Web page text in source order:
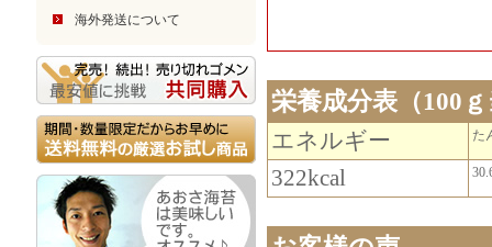
海外発送について
栄養成分表（100
エネルギー た
322kcal